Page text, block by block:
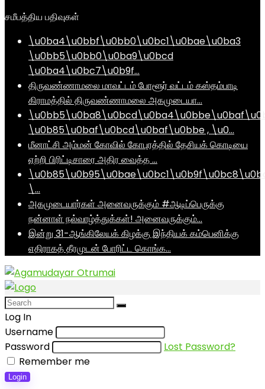
சமீபத்திய பதிவுகள்
\u0ba4\u0bbf\u0bb0\u0bc1\u0bae\u0ba3
\u0bb5\u0bb0\u0ba9\u0bcd
\u0ba4\u0bc7\u0b9f…
திருவண்ணாமலை மாவட்டம் போளூர் வட்டம் கஸ்தம்பாடி
கிராமத்தில் திருவண்ணாமலை அகமுடையா…
\u0b85\u0baf\u0bcd\u0baf\u0bbe , \u0…
மீனாட்சி அம்மன் கோவில் கோபுரத்தில் தேசியக் கொடியை
ஏற்றி பிரிட்டிசாரை அதிர வைத்த …
\…
அகமுடையார்கள் அனைவருக்கும் #ஆடிப்பெருக்கு
நன்னாள் நல்வாழ்த்துக்கள்! அனைவருக்கும்…
இன்று 31-ஆங்கிலேயக் கிழக்கு இந்தியக் கம்பெனிக்கு
எதிராகத் தீரமுடன் போரிட்ட கொங்க…
Log In
Username
Password
Lost Password?
Remember me
Login